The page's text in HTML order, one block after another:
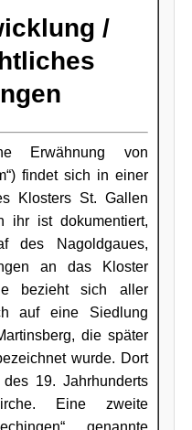
/
Erwähnung von
findet sich in einer
Klosters St. Gallen
ihr ist dokumentiert,
des Nagoldgaues,
an das Kloster
bezieht sich aller
auf eine Siedlung
die später
wurde. Dort
19. Jahrhunderts
Eine zweite
genannte